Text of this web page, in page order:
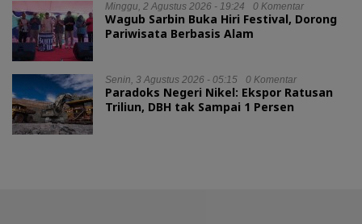
Minggu, 2 Agustus 2026 - 19:24 0 Komentar
Wagub Sarbin Buka Hiri Festival, Dorong
Pariwisata Berbasis Alam
Senin, 3 Agustus 2026 - 05:15 0 Komentar
Paradoks Negeri Nikel: Ekspor Ratusan
Triliun, DBH tak Sampai 1 Persen